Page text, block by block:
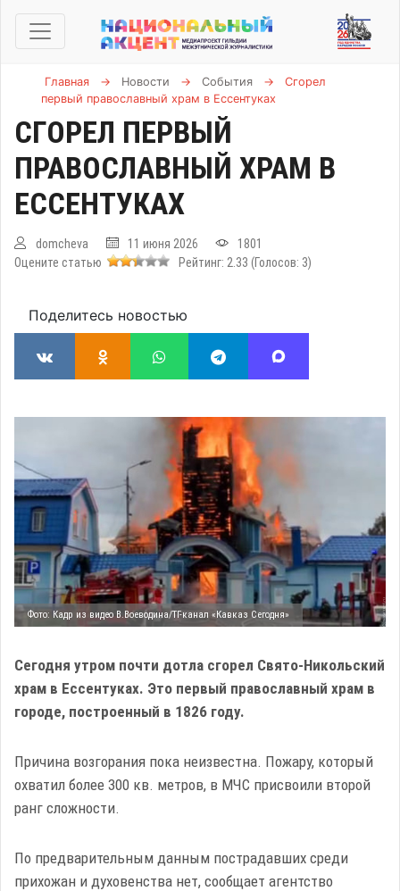
Главная → Новости → События →
Сгорел
первый православный храм в Ессентуках
СГОРЕЛ ПЕРВЫЙ
ПРАВОСЛАВНЫЙ ХРАМ В
ЕССЕНТУКАХ
domcheva 11 июня 2026
1801
Оцените статью
Рейтинг: 2.33 (Голосов: 3)
Поделитесь новостью
Фото: Кадр из видео В.Воеводина/ТГ-канал «Кавказ Сегодня»
Сегодня утром почти дотла сгорел Свято-Никольский
храм в Ессентуках. Это первый православный храм в
городе, построенный в 1826 году.
Причина возгорания пока неизвестна. Пожару, который
охватил более 300 кв. метров, в МЧС присвоили второй
ранг сложности.
По предварительным данным пострадавших среди
прихожан и духовенства нет, сообщает агентство